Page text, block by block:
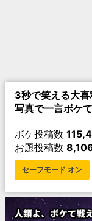
3秒で笑える大喜
写真で一言ボケ
ボケ投稿数
お題投稿数
セーフモード オン